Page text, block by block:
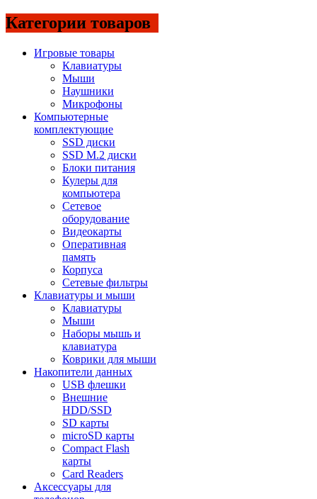
Категории товаров
Игровые товары
Клавиатуры
Мыши
Наушники
Микрофоны
Компьютерные
комплектующие
SSD диски
SSD M.2 диски
Блоки питания
Кулеры для
компьютера
Сетевое
оборудование
Видеокарты
Оперативная
память
Корпуса
Сетевые фильтры
Клавиатуры и мыши
Клавиатуры
Мыши
Наборы мышь и
клавиатура
Коврики для мыши
Накопители данных
USB флешки
Внешние
HDD/SSD
SD карты
microSD карты
Compact Flash
карты
Card Readers
Аксессуары для